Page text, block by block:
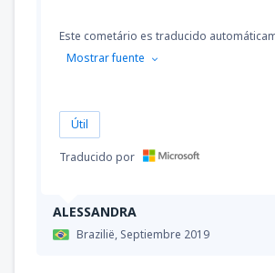
ALESSANDRA
Brazilië, Septiembre 2019
Este cometário es traducido
Mostrar fuente
Útil
Traducido por